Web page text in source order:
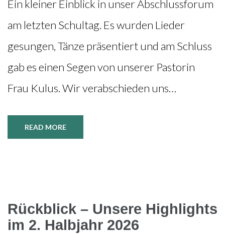
Ein kleiner Einblick in unser Abschlussforum
am letzten Schultag. Es wurden Lieder
gesungen, Tänze präsentiert und am Schluss
gab es einen Segen von unserer Pastorin
Frau Kulus. Wir verabschieden uns…
READ MORE
Rückblick – Unsere Highlights
im 2. Halbjahr 2026